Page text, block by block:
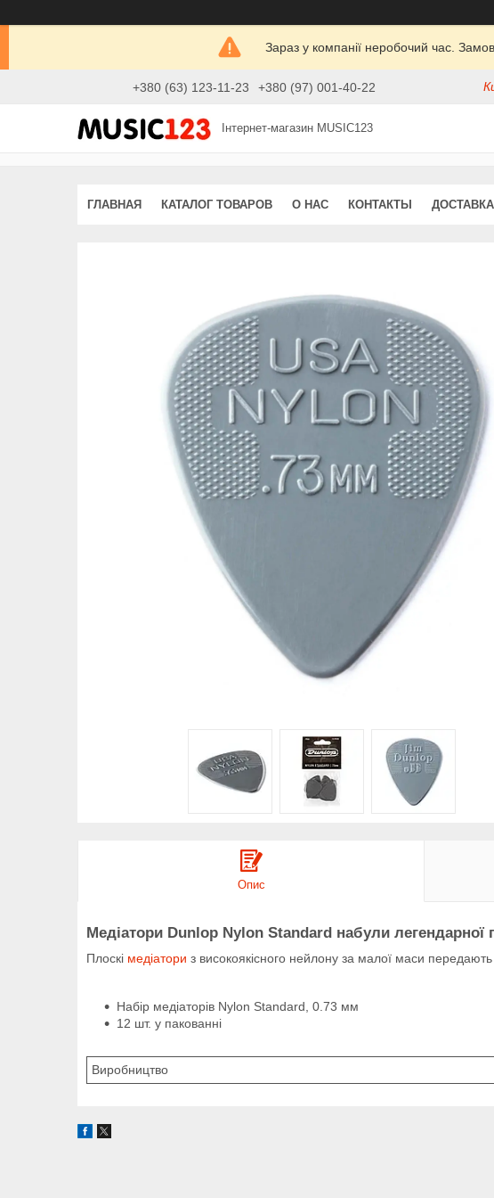
Зараз у компанії неробочий час.
+380 (63) 123-11-23 +380 (97) 001-40-22
Інтернет-магазин MUSIC123
ГЛАВНАЯ КАТАЛОГ ТОВАРОВ О НАС КОНТАКТЫ
Опис
Медіатори Dunlop Nylon Standard набули легендарної
Плоскі медіатори з високоякісного нейлону за малої маси передають
Набір медіаторів Nylon Standard, 0.73 мм
12 шт. у пакованні
Виробництво